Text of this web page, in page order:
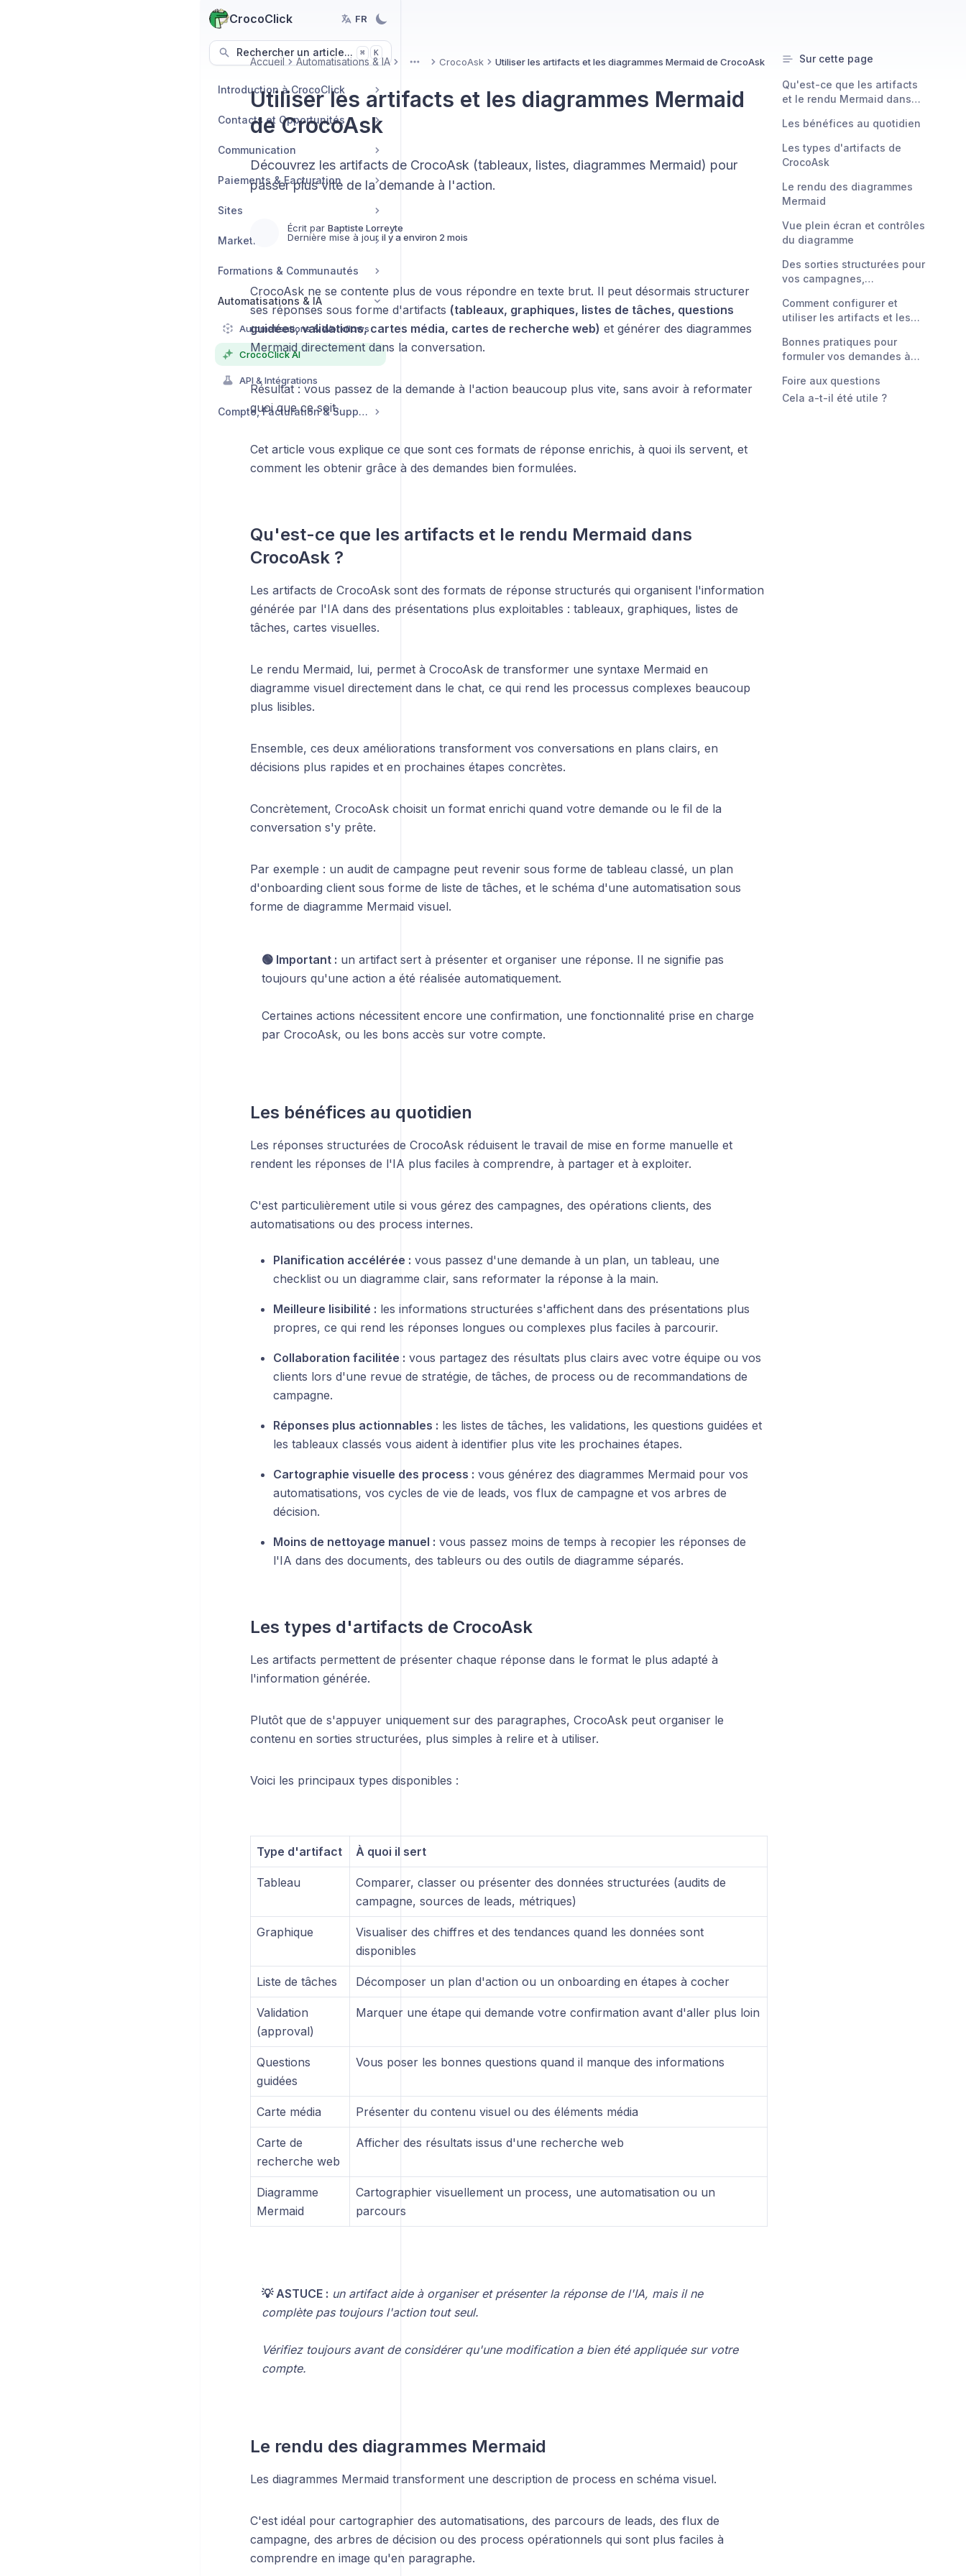
CrocoClick FR
Rechercher un article... ⌘ K
Introduction à CrocoClick
Contacts et Opportunités
Communication
Paiements & Facturation
Sites
Marketing
Formations & Communautés
Automatisations & IA
Automatisations & Workflows
CrocoClick AI
API & Intégrations
Compte, Facturation & Support
Accueil Automatisations & IA More CrocoAsk Utiliser les artifacts et les diagrammes Mermaid de CrocoAsk
Utiliser les artifacts et les diagrammes Mermaid
de CrocoAsk
Découvrez les artifacts de CrocoAsk (tableaux, listes, diagrammes Mermaid) pour
passer plus vite de la demande à l'action.
Écrit par Baptiste Lorreyte
Dernière mise à jour il y a environ 2 mois
CrocoAsk ne se contente plus de vous répondre en texte brut. Il peut désormais structurer
ses réponses sous forme d'artifacts (tableaux, graphiques, listes de tâches, questions
guidées, validations, cartes média, cartes de recherche web) et générer des diagrammes
Mermaid directement dans la conversation.
Résultat : vous passez de la demande à l'action beaucoup plus vite, sans avoir à reformater
quoi que ce soit.
Cet article vous explique ce que sont ces formats de réponse enrichis, à quoi ils servent, et
comment les obtenir grâce à des demandes bien formulées.
Qu'est-ce que les artifacts et le rendu Mermaid dans
CrocoAsk ?
Les artifacts de CrocoAsk sont des formats de réponse structurés qui organisent l'information
générée par l'IA dans des présentations plus exploitables : tableaux, graphiques, listes de
tâches, cartes visuelles.
Le rendu Mermaid, lui, permet à CrocoAsk de transformer une syntaxe Mermaid en
diagramme visuel directement dans le chat, ce qui rend les processus complexes beaucoup
plus lisibles.
Ensemble, ces deux améliorations transforment vos conversations en plans clairs, en
décisions plus rapides et en prochaines étapes concrètes.
Concrètement, CrocoAsk choisit un format enrichi quand votre demande ou le fil de la
conversation s'y prête.
Par exemple : un audit de campagne peut revenir sous forme de tableau classé, un plan
d'onboarding client sous forme de liste de tâches, et le schéma d'une automatisation sous
forme de diagramme Mermaid visuel.
🟢 Important : un artifact sert à présenter et organiser une réponse. Il ne signifie pas
toujours qu'une action a été réalisée automatiquement.
Certaines actions nécessitent encore une confirmation, une fonctionnalité prise en charge
par CrocoAsk, ou les bons accès sur votre compte.
Les bénéfices au quotidien
Les réponses structurées de CrocoAsk réduisent le travail de mise en forme manuelle et
rendent les réponses de l'IA plus faciles à comprendre, à partager et à exploiter.
C'est particulièrement utile si vous gérez des campagnes, des opérations clients, des
automatisations ou des process internes.
Planification accélérée : vous passez d'une demande à un plan, un tableau, une
checklist ou un diagramme clair, sans reformater la réponse à la main.
Meilleure lisibilité : les informations structurées s'affichent dans des présentations plus
propres, ce qui rend les réponses longues ou complexes plus faciles à parcourir.
Collaboration facilitée : vous partagez des résultats plus clairs avec votre équipe ou vos
clients lors d'une revue de stratégie, de tâches, de process ou de recommandations de
campagne.
Réponses plus actionnables : les listes de tâches, les validations, les questions guidées et
les tableaux classés vous aident à identifier plus vite les prochaines étapes.
Cartographie visuelle des process : vous générez des diagrammes Mermaid pour vos
automatisations, vos cycles de vie de leads, vos flux de campagne et vos arbres de
décision.
Moins de nettoyage manuel : vous passez moins de temps à recopier les réponses de
l'IA dans des documents, des tableurs ou des outils de diagramme séparés.
Les types d'artifacts de CrocoAsk
Les artifacts permettent de présenter chaque réponse dans le format le plus adapté à
l'information générée.
Plutôt que de s'appuyer uniquement sur des paragraphes, CrocoAsk peut organiser le
contenu en sorties structurées, plus simples à relire et à utiliser.
Voici les principaux types disponibles :
Type d'artifact À quoi il sert
Tableau
Comparer, classer ou présenter des données structurées (audits de
campagne, sources de leads, métriques)
Graphique
Visualiser des chiffres et des tendances quand les données sont
disponibles
Liste de tâches Décomposer un plan d'action ou un onboarding en étapes à cocher
Validation
(approval)
Marquer une étape qui demande votre confirmation avant d'aller plus loin
Questions
guidées
Vous poser les bonnes questions quand il manque des informations
Carte média Présenter du contenu visuel ou des éléments média
Carte de
recherche web
Afficher des résultats issus d'une recherche web
Diagramme
Mermaid
Cartographier visuellement un process, une automatisation ou un
parcours
💡 ASTUCE : un artifact aide à organiser et présenter la réponse de l'IA, mais il ne
complète pas toujours l'action tout seul.
Vérifiez toujours avant de considérer qu'une modification a bien été appliquée sur votre
compte.
Le rendu des diagrammes Mermaid
Les diagrammes Mermaid transforment une description de process en schéma visuel.
C'est idéal pour cartographier des automatisations, des parcours de leads, des flux de
campagne, des arbres de décision ou des process opérationnels qui sont plus faciles à
comprendre en image qu'en paragraphe.
Sur cette page
Qu'est-ce que les artifacts
et le rendu Mermaid dans
Les bénéfices au quotidien
Les types d'artifacts de
CrocoAsk
Le rendu des diagrammes
Mermaid
Vue plein écran et contrôles
du diagramme
Des sorties structurées pour
vos campagnes,
opérations clients
Comment configurer et
utiliser les artifacts et les
Bonnes pratiques pour
formuler vos demandes à
Foire aux questions
Cela a-t-il été utile ?